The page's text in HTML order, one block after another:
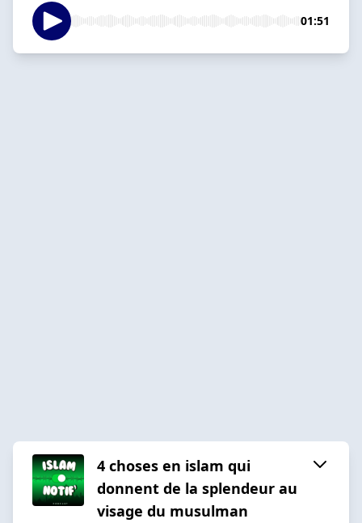
01:51
4 choses en islam qui
donnent de la splendeur au
visage du musulman